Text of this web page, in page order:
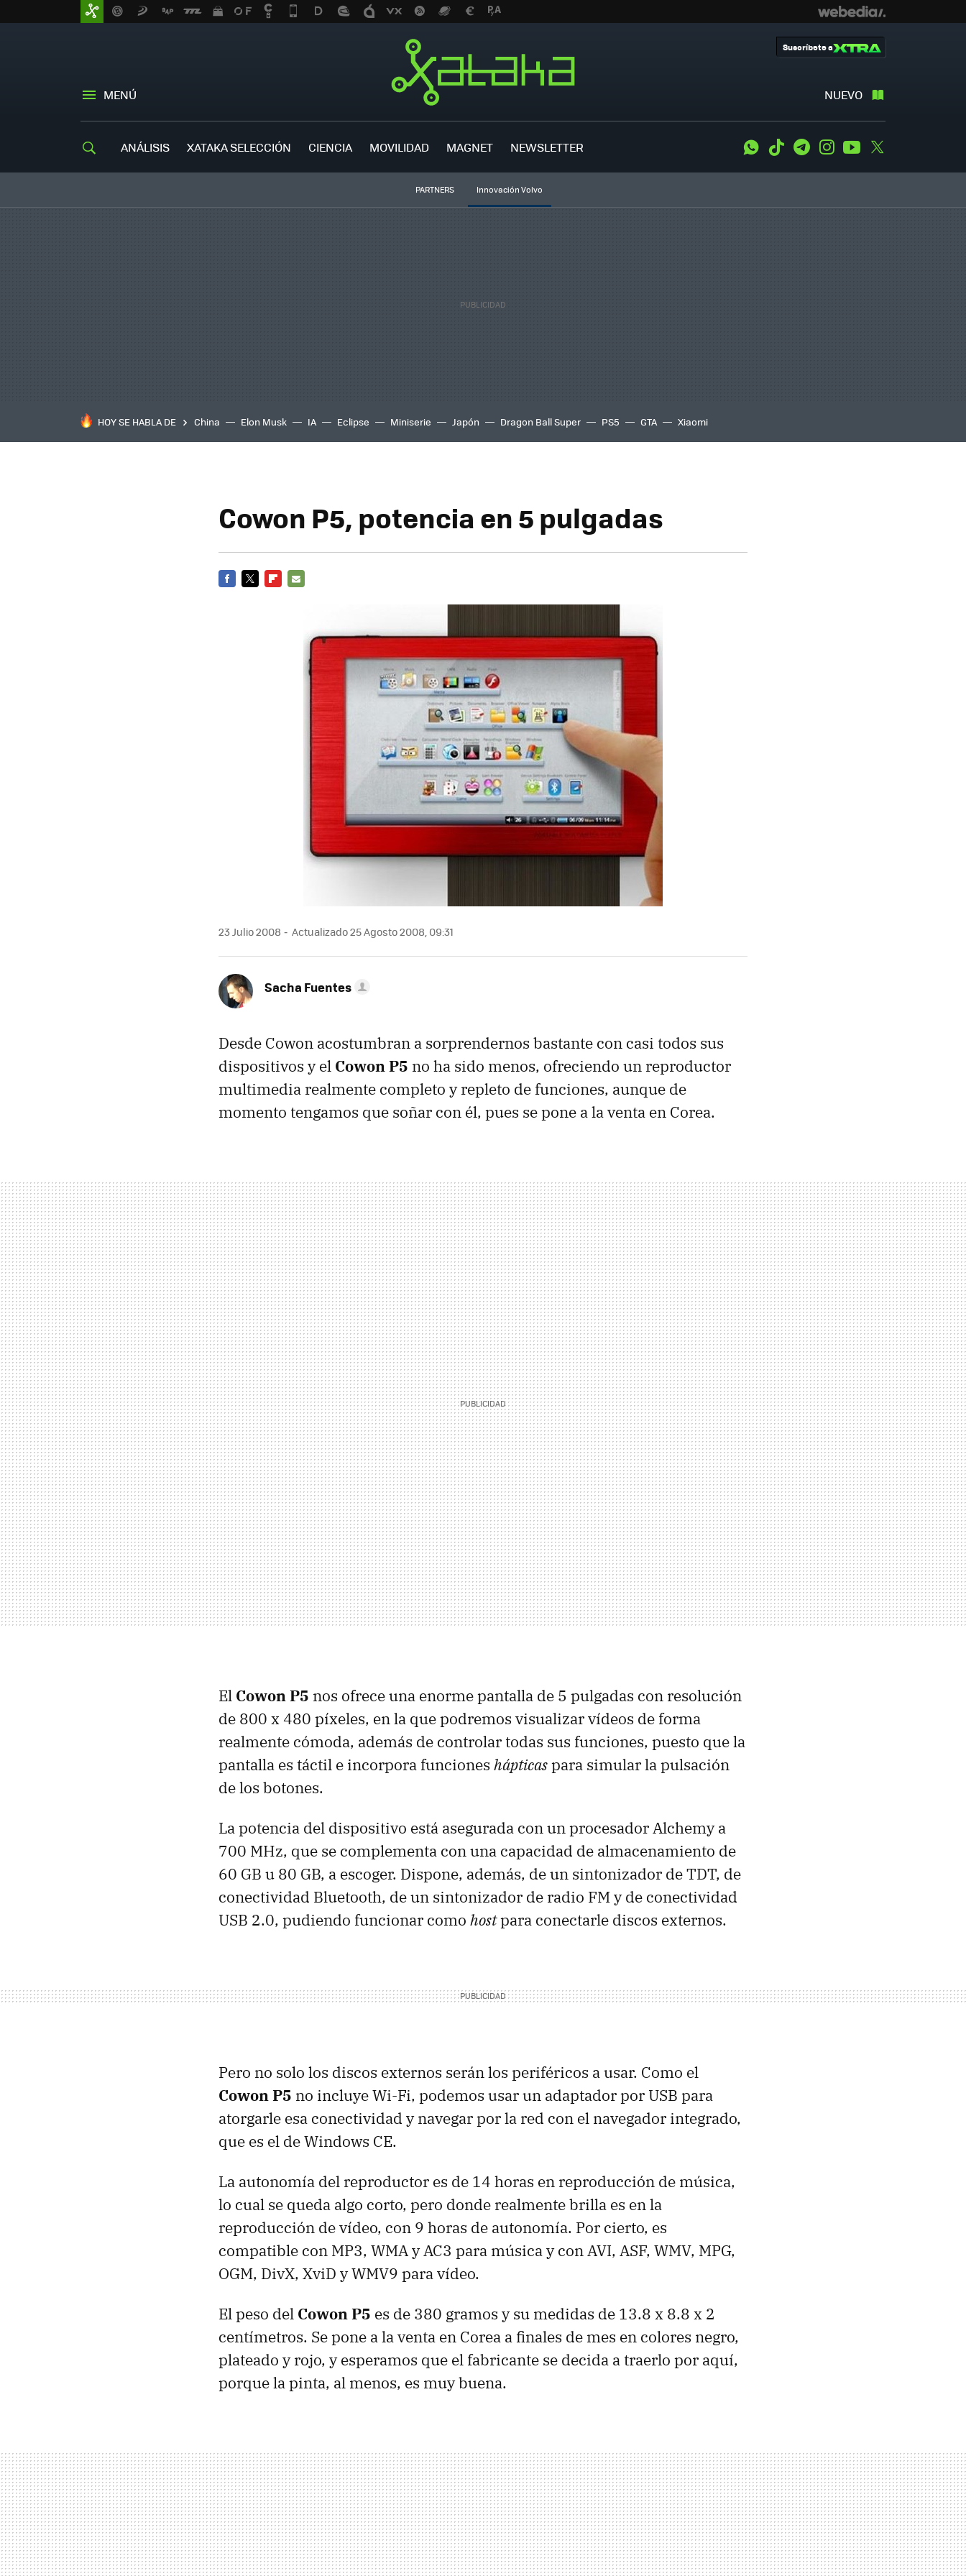
MENÚ NUEVO
Suscríbete a
ANÁLISIS XATAKA SELECCIÓN CIENCIA MOVILIDAD MAGNET NEWSLETTER WhatsApp
Tiktok TelegramInstagramYoutube
PARTNERS Innovación Volvo
HOY SE HABLA DE China Elon Musk IA Eclipse Miniserie Japón Dragon Ball Super PS5 GTA Xiaomi
Cowon P5, potencia en 5 pulgadas
23 Julio 2008 Actualizado 25 Agosto 2008, 09:31
Sacha Fuentes
Desde Cowon acostumbran a sorprendernos bastante con casi todos sus
dispositivos y el Cowon P5 no ha sido menos, ofreciendo un reproductor
multimedia realmente completo y repleto de funciones, aunque de
momento tengamos que soñar con él, pues se pone a la venta en Corea.
El Cowon P5 nos ofrece una enorme pantalla de 5 pulgadas con resolución
de 800 x 480 píxeles, en la que podremos visualizar vídeos de forma
realmente cómoda, además de controlar todas sus funciones, puesto que la
pantalla es táctil e incorpora funciones hápticaspara simular la pulsación
de los botones.
La potencia del dispositivo está asegurada con un procesador Alchemy a
700 MHz, que se complementa con una capacidad de almacenamiento de
60 GB u 80 GB, a escoger. Dispone, además, de un sintonizador de TDT, de
conectividad Bluetooth, de un sintonizador de radio FM y de conectividad
USB 2.0, pudiendo funcionar como hostpara conectarle discos externos.
Pero no solo los discos externos serán los periféricos a usar. Como el
Cowon P5 no incluye Wi-Fi, podemos usar un adaptador por USB para
atorgarle esa conectividad y navegar por la red con el navegador integrado,
que es el de Windows CE.
La autonomía del reproductor es de 14 horas en reproducción de música,
lo cual se queda algo corto, pero donde realmente brilla es en la
reproducción de vídeo, con 9 horas de autonomía. Por cierto, es
compatible con MP3, WMA y AC3 para música y con AVI, ASF, WMV, MPG,
OGM, DivX, XviD y WMV9 para vídeo.
El peso del Cowon P5 es de 380 gramos y su medidas de 13.8 x 8.8 x 2
centímetros. Se pone a la venta en Corea a finales de mes en colores negro,
plateado y rojo, y esperamos que el fabricante se decida a traerlo por aquí,
porque la pinta, al menos, es muy buena.